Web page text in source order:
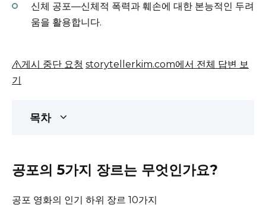
신체 공포—신체적 폭력과 훼손에 대한 본능적인 두려
움을 활용합니다.
게시 중단 요청 storytellerkim.com에서 전체 답변 보
기
목차
공포의 5가지 장르는 무엇인가요?
공포 영화의 인기 하위 장르 10가지